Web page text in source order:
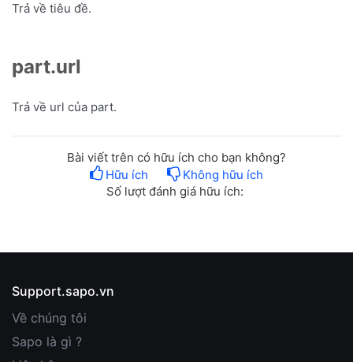
Trả về tiêu đề.
part.url
Trả về url của part.
Bài viết trên có hữu ích cho bạn không?
Hữu ích
Không hữu ích
Số lượt đánh giá hữu ích:
Support.sapo.vn
Về chúng tôi
Sapo là gì ?